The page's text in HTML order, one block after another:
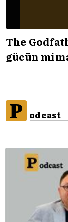
The
gücün
P odcast